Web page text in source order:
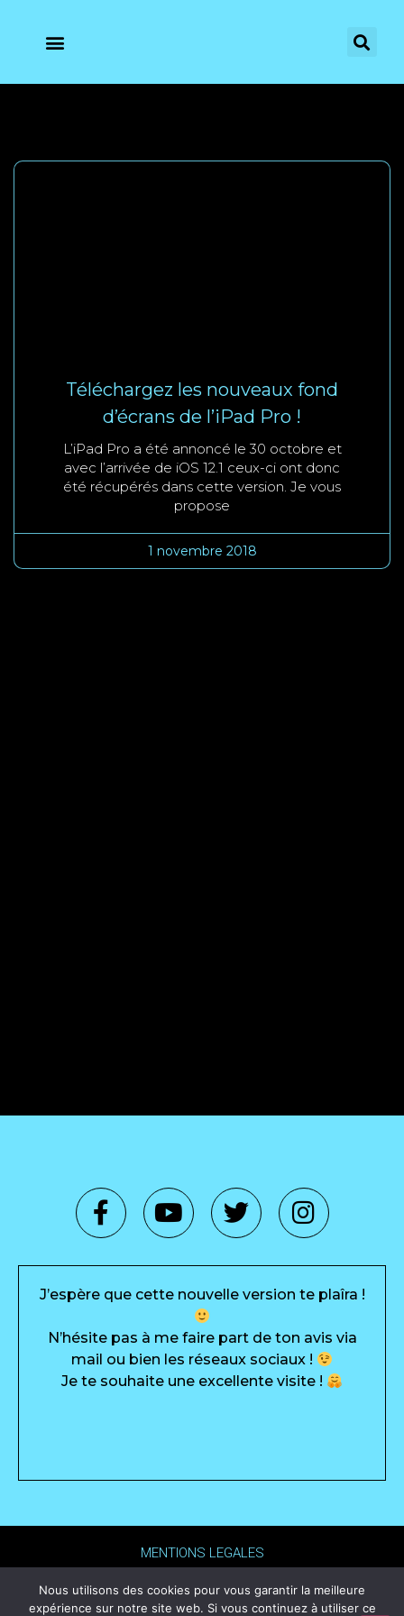
Téléchargez les nouveaux fond
d’écrans de l’iPad Pro !
L’iPad Pro a été annoncé le 30 octobre et
avec l’arrivée de iOS 12.1 ceux-ci ont donc
été récupérés dans cette version. Je vous
propose
1 novembre 2018
J’espère que cette nouvelle version te plaîra !
N’hésite pas à me faire part de ton avis via
mail ou bien les réseaux sociaux !
Je te souhaite une excellente visite !
MENTIONS LEGALES
ALEXANDRE PASCO © 2021 TOUS DROITS RÉSERVÉS.
Nous utilisons des cookies pour vous garantir la meilleure
expérience sur notre site web. Si vous continuez à utiliser ce